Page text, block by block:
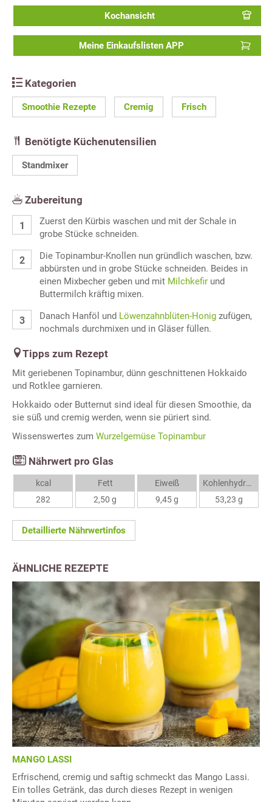
Kochansicht
Meine Einkaufslisten APP
Kategorien
Smoothie Rezepte Cremig Frisch
Benötigte Küchenutensilien
Standmixer
Zubereitung
Zuerst den Kürbis waschen und mit der Schale in
grobe Stücke schneiden.
Die Topinambur-Knollen nun gründlich waschen, bzw.
abbürsten und in grobe Stücke schneiden. Beides in
einen Mixbecher geben und mit Milchkefir und
Buttermilch kräftig mixen.
Danach Hanföl und Löwenzahnblüten-Honig zufügen,
nochmals durchmixen und in Gläser füllen.
Tipps zum Rezept
Mit geriebenen Topinambur, dünn geschnittenen Hokkaido
und Rotklee garnieren.
Hokkaido oder Butternut sind ideal für diesen Smoothie, da
sie süß und cremig werden, wenn sie püriert sind.
Wissenswertes zum Wurzelgemüse Topinambur
Nährwert pro Glas
kcal
282
Fett
2,50 g
Eiweiß
9,45 g
Kohlenhydrate
53,23 g
Detaillierte Nährwertinfos
ÄHNLICHE REZEPTE
MANGO LASSI
Erfrischend, cremig und saftig schmeckt das Mango Lassi.
Ein tolles Getränk, das durch dieses Rezept in wenigen